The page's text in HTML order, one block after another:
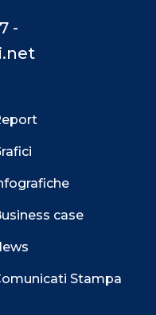
-
case
Stampa